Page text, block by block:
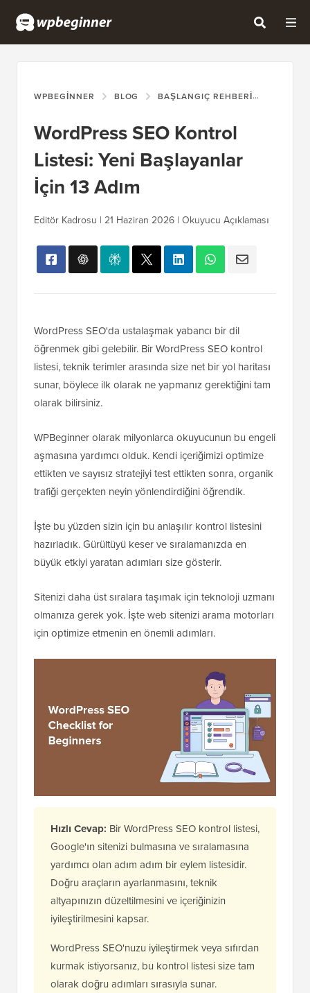
WPBEGINNER BLOG BAŞLANGIÇ REHBERI
WordPress SEO Kontrol
Listesi: Yeni Başlayanlar
İçin 13 Adım
Editör Kadrosu | 21 Haziran 2026 | Okuyucu Açıklaması
WordPress SEO'da ustalaşmak yabancı bir dil
öğrenmek gibi gelebilir. Bir WordPress SEO kontrol
listesi, teknik terimler arasında size net bir yol haritası
sunar, böylece ilk olarak ne yapmanız gerektiğini tam
olarak bilirsiniz.
WPBeginner olarak milyonlarca okuyucunun bu engeli
aşmasına yardımcı olduk. Kendi içeriğimizi optimize
ettikten ve sayısız stratejiyi test ettikten sonra, organik
trafiği gerçekten neyin yönlendirdiğini öğrendik.
İşte bu yüzden sizin için bu anlaşılır kontrol listesini
hazırladık. Gürültüyü keser ve sıralamanızda en
büyük etkiyi yaratan adımları size gösterir.
Sitenizi daha üst sıralara taşımak için teknoloji uzmanı
olmanıza gerek yok. İşte web sitenizi arama motorları
için optimize etmenin en önemli adımları.
Hızlı Cevap: Bir WordPress SEO kontrol listesi,
Google'ın sitenizi bulmasına ve sıralamasına
yardımcı olan adım adım bir eylem listesidir.
Doğru araçların ayarlanmasını, teknik
altyapınızın düzeltilmesini ve içeriğinizin
iyileştirilmesini kapsar.
WordPress SEO'nuzu iyileştirmek veya sıfırdan
kurmak istiyorsanız, bu kontrol listesi size tam
olarak doğru adımları sırasıyla sunar.